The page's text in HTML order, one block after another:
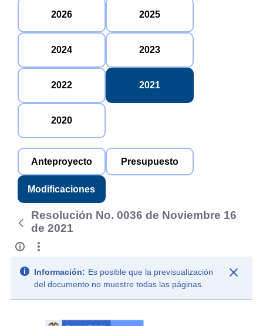
2026 2025
2024 2023
2022 2021
2020
Anteproyecto Presupuesto
Modificaciones
Resolución No. 0036 de Noviembre 16
de 2021
Información: Es posible que la previsualización
del documento no muestre todas las páginas.